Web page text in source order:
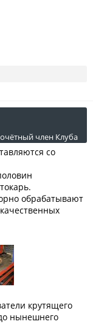
член Клуба
со
обрабатывают
крутящего
нынешнего